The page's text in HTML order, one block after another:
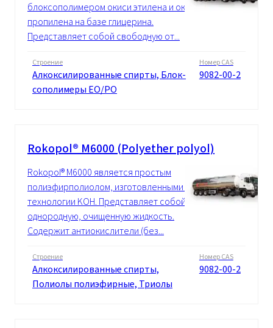
блоксополимером окиси этилена и окиси
пропилена на базе глицерина.
Представляет собой свободную от...
Строение
Алкоксилированные спирты, Блок-
сополимеры EO/PO
Номер CAS
9082-00-2
Rokopol® M6000 (Polyether polyol)
Rokopol® M6000 является простым
полиэфирполиолом, изготовленными по
технологии KOH. Представляет собой
однородную, очищенную жидкость.
Содержит антиокислители (без...
Строение
Алкоксилированные спирты,
Полиолы полиэфирные, Триолы
Номер CAS
9082-00-2